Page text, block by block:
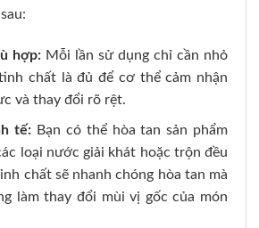
hợp:Mỗi lần sử dụng chỉ cần nhỏ
chất là đủ để cơ thể cảm nhận
và thay đổi rõ rệt.
tế: Bạn có thể hòa tan sản phẩm
loại nước giải khát hoặc trộn đều
chất sẽ nhanh chóng hòa tan mà
làm thay đổi mùi vị gốc của món